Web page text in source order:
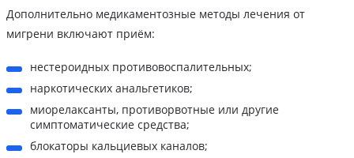
Дополнительно медикаментозные методы лечения от
мигрени включают приём:
нестероидных противовоспалительных;
наркотических анальгетиков;
миорелаксанты, противорвотные или другие
симптоматические средства;
блокаторы кальциевых каналов;